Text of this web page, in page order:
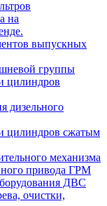
на
выпускных
группы
цилиндров
дизельного
цилиндров сжатым
механизма
привода ГРМ
ДВС
очистки,